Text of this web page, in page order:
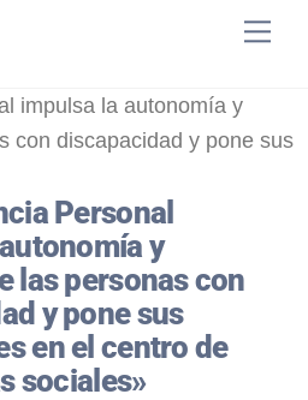
Personal
y
las personas con
y pone sus
en el centro de
sociales»